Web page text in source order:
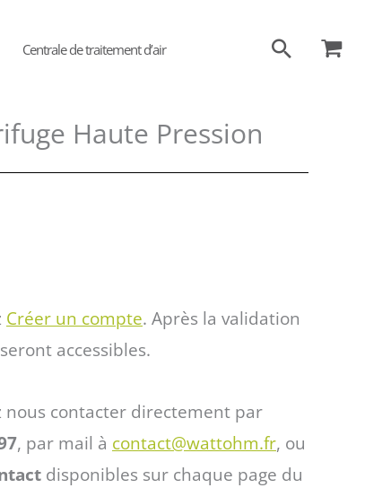
Centrale de traitement d’air
Haute Pression
Créer un compte. Après la validation
accessibles.
nous contacter directement par
, par mail à contact@wattohm.fr, ou
disponibles sur chaque page du